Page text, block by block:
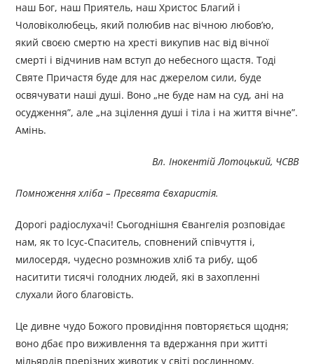
наш Бог, наш Приятель, наш Христос Благий і
Чоловіколюбець, який полюбив нас вічною любов’ю,
який своєю смертю на хресті викупив нас від вічної
смерті і відчинив нам вступ до небесного щастя. Тоді
Святе Причастя буде для нас джерелом сили, буде
освячувати наші душі. Воно „не буде нам на суд, ані на
осудження”, але „на зцілення душі і тіла і на життя вічне”.
Амінь.
Вл. Інокентій Лотоцький, ЧСВВ
Помноження хліба – Пресвята Євхаристія.
Дорогі радіослухачі! Сьогоднішня Євангелія розповідає
нам, як то Ісус-Спаситель, сповнений співчуття і,
милосердя, чудесно розмножив хліб та рибу, щоб
наситити тисячі голодних людей, які в захопленні
слухали його благовість.
Це дивне чудо Божого провидіння повторяється щодня;
воно дбає про виживлення та вдержання при житті
мільярдів прерізних животик у світі рослинному,